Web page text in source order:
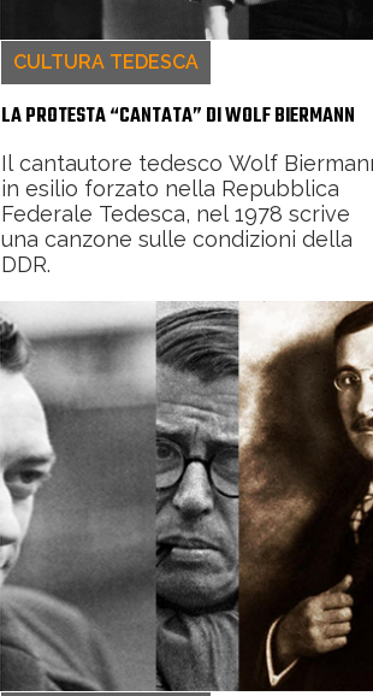
CULTURA TEDESCA
LA PROTESTA “CANTATA” DI WOLF BIERMANN
Il cantautore tedesco Wolf
in esilio forzato nella Repubblica
Federale Tedesca, nel 1978 scrive
una canzone sulle condizioni della
DDR.